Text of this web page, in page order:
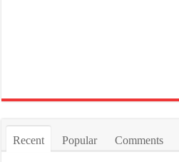
Recent Popular Comments